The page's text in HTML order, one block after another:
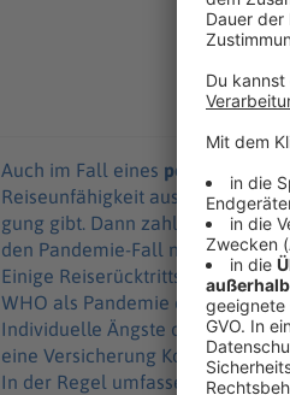
Auch im Fall eines posi­ti­ven
Reise­un­fä­hig­keit auslöst, –
gung gibt. Dann zahlt unter
den Pande­mie-Fall nicht expli­zit
Einige
WHO als Pande­mie einge­stuft
Indi­vi­du­elle Ängste oder Sorge
eine Versi­che­rung Kosten
In der Regel umfas­sen